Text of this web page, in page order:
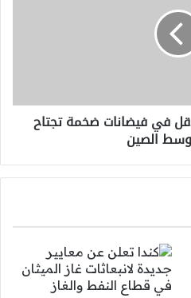
الأقل في فيضانات ضخمة تجتاح
الصين